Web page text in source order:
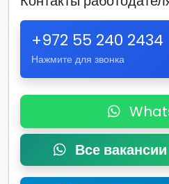
+972 55 240 2434
Нажмите для звонка
Все